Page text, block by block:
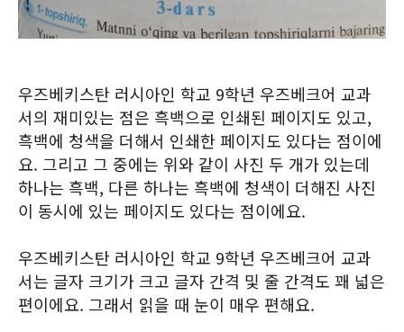
우즈베키스탄 러시아인 학교 9학년 우즈베크어 교과
서의 재미있는 점은 흑백으로 인쇄된 페이지도 있고,
흑백에 청색을 더해서 인쇄한 페이지도 있다는 점이에
요. 그리고 그 중에는 위와 같이 사진 두 개가 있는데
하나는 흑백, 다른 하나는 흑백에 청색이 더해진 사진
이 동시에 있는 페이지도 있다는 점이에요.
우즈베키스탄 러시아인 학교 9학년 우즈베크어 교과
서는 글자 크기가 크고 글자 간격 및 줄 간격도 꽤 넓은
편이에요. 그래서 읽을 때 눈이 매우 편해요.